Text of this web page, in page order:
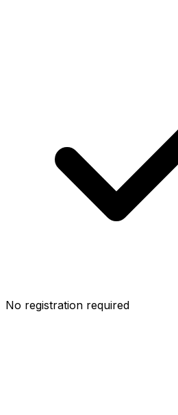
No registration required